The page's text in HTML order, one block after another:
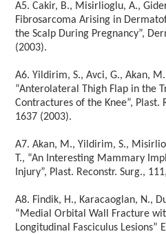
A5. Cakir, B., Misirlioglu, A.,
Fibrosarcoma Arising in
the Scalp During Pregnancy”,
(2003).
A6. Yildirim, S., Avci, G., Akan,
“Anterolateral Thigh Flap in the
Contractures of the Knee”, Plast.
1637 (2003).
A7. Akan, M., Yildirim, S.,
T., “An Interesting Mammary
Injury”, Plast. Reconstr. Surg.,
A8. Findik, H., Karacaoglan, N.,
“Medial Orbital Wall Fracture
Longitudinal Fasciculus Lesions”